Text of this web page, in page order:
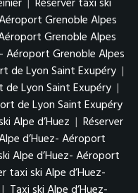
| Réserver taxi ski
Grenoble Alpes
Grenoble Alpes
Aéroport Grenoble Alpes
de Lyon Saint Exupéry |
Lyon Saint Exupéry |
de Lyon Saint Exupéry
Alpe d’Huez | Réserver
d’Huez- Aéroport
Alpe d’Huez- Aéroport
taxi ski Alpe d’Huez-